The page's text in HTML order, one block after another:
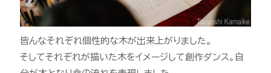
皆んなそれぞれ個性的な木が出来上がりました。
そしてそれぞれが描いた木をイメージして創作ダンス。自